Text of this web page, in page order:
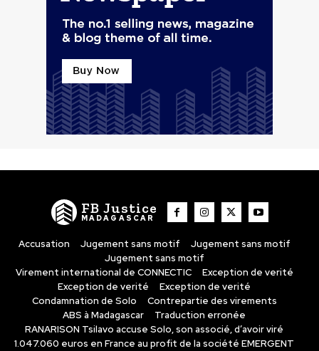
FB Justice
MADAGASCAR
Accusation Jugement sans motif
Jugement sans motif
Jugement sans motif
Virement international de CONNECTIC
Exception de verité
Exception de verité
Exception de verité
Condamnation de Solo
Contrepartie des virements
ABS à Madagascar
Traduction erronée
RANARISON Tsilavo accuse Solo, son associé, d’avoir viré
1.047.060 euros en France au profit de la société EMERGENT